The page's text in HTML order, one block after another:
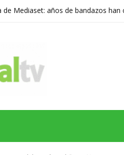
de Mediaset: años de bandazos